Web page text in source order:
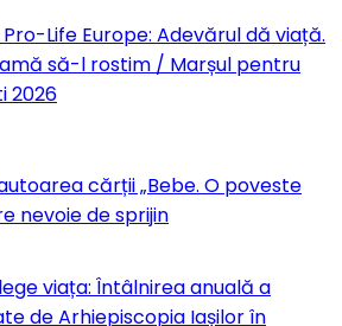
Life Europe: Adevărul dă viață.
să-l rostim / Marșul pentru
2026
cărții „Bebe. O poveste
nevoie de sprijin
viața: Întâlnirea anuală a
de Arhiepiscopia Iașilor în